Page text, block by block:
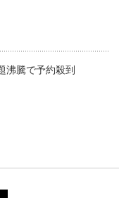
沸騰で予約殺到